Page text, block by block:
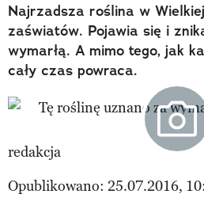
Najrzadsza roślina w
zaświatów. Pojawia się i
wymarłą. A mimo tego, jak
cały czas powraca.
redakcja
Opublikowano: 25.07.2016,